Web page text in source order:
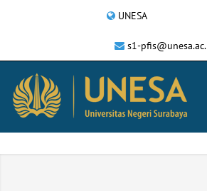
UNESA
s1-